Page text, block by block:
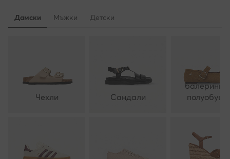
Дамски Мъжки Детски
Чехли Сандали
балеринки